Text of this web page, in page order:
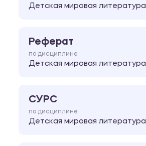
Детская мировая литература
Реферат
по дисциплине
Детская мировая литература
СУРС
по дисциплине
Детская мировая литература